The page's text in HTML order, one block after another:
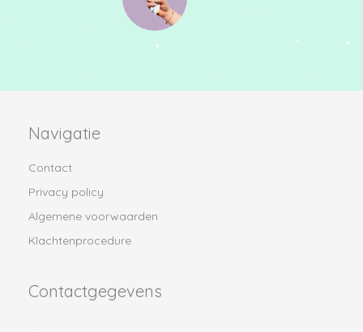
Navigatie
Contact
Privacy policy
Algemene voorwaarden
Klachtenprocedure
Contactgegevens